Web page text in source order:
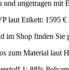
und ungetragen mit
laut Etikett: 1595 €
im Shop finden Sie
zum Material laut